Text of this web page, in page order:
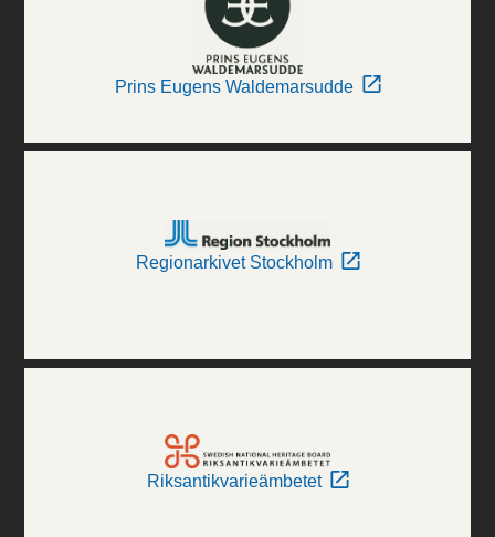
Prins Eugens Waldemarsudde
Regionarkivet Stockholm
Riksantikvarieämbetet